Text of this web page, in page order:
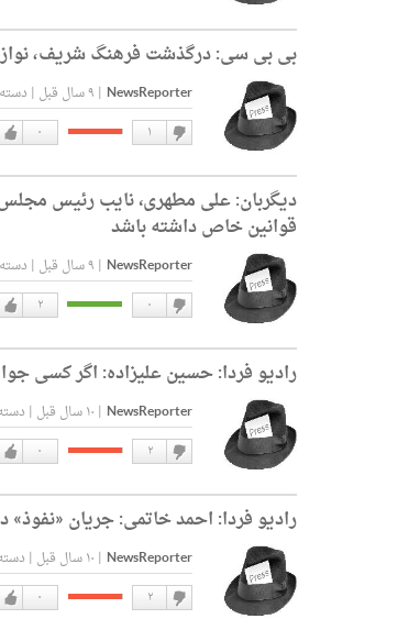
دارم
نداشتن
بی بی سی:درگذشت فرهنگ شریف،
NewsReporter
| ۹ سال قبل |
دارم
۰ ۱
نداشتن
دیگربان:
قوانین خاص داشته باشد
NewsReporter
| ۹ سال قبل |
دارم
۲ ۰
نداشتن
رادیو فردا:حسین علیزاده: اگر کسی
NewsReporter
| ۱۰ سال قبل |
دارم
۰ ۲
نداشتن
رادیو فردا: احمد خاتمی: جریان «نفوذ»
NewsReporter
| ۱۰ سال قبل |
۰ ۲